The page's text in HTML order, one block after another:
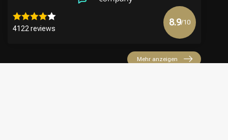
4122 reviews
8.9/10
Mehr anzeigen